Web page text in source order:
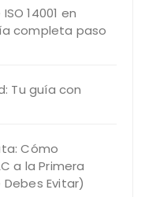
14001 en
completa paso
Tu guía con
Cómo
a la Primera
Evitar)